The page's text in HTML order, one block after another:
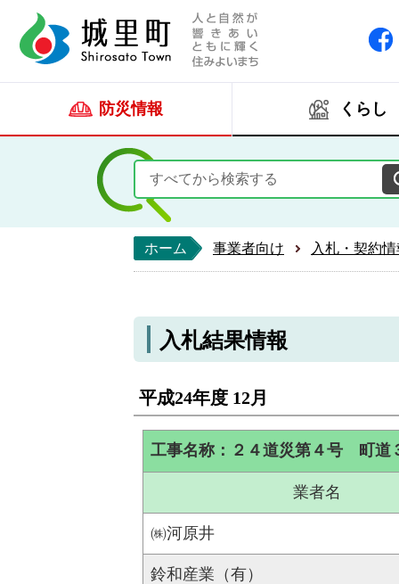
防災情報 くらし
ホーム 事業者向け 入札・契約
入札結果情報
平成24年度 12月
工事名称：２４道災第４号 町
業者名
㈱河原井
鈴和産業（有）